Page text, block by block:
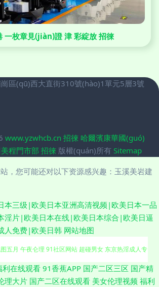
一枚章見(jiàn)證 津 彩綻放 招徠
區(qū)西大直街310號(hào)1單元5層3號
www.yzwhcb.cn 招徠 哈爾濱康華國(guó)
程門市部 招徠 版權(quán)所有 Sitemap
，您可能还对以下资源感兴趣：玉溪美岩建
本三级|欧美日本亚洲高清视频|欧美日本一品
淫片|欧美日本在线|欧美日本综合|欧美日逼
人免费|欧美日韩 网站地图
97超碰在线免费 国产不卡在线一区 后入黑丝高跟美女
利在线观看 91香蕉APP 国产二区三区 国产精
理大片 国产二区在线观看 美女伦理视频 福利